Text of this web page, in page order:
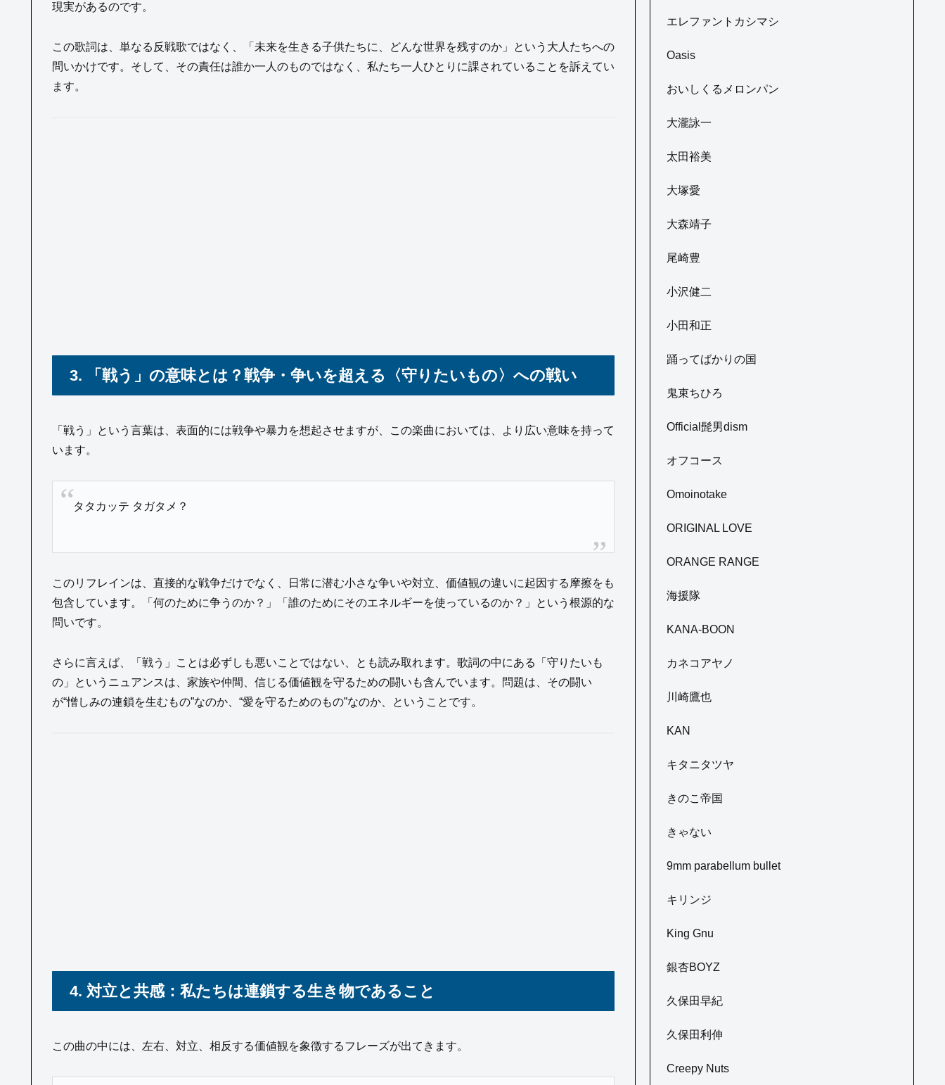
現実があるのです。
この歌詞は、単なる反戦歌ではなく、「未来を生きる子供たちに、どんな世界を残すのか」という大人たちへの
問いかけです。そして、その責任は誰か一人のものではなく、私たち一人ひとりに課されていることを訴えてい
ます。
3. 「戦う」の意味とは？戦争・争いを超える〈守りたいもの〉への戦い
「戦う」という言葉は、表面的には戦争や暴力を想起させますが、この楽曲においては、より広い意味を持って
います。
タタカッテ タガタメ？
このリフレインは、直接的な戦争だけでなく、日常に潜む小さな争いや対立、価値観の違いに起因する摩擦をも
包含しています。「何のために争うのか？」「誰のためにそのエネルギーを使っているのか？」という根源的な
問いです。
さらに言えば、「戦う」ことは必ずしも悪いことではない、とも読み取れます。歌詞の中にある「守りたいも
の」というニュアンスは、家族や仲間、信じる価値観を守るための闘いも含んでいます。問題は、その闘い
が“憎しみの連鎖を生むもの”なのか、“愛を守るためのもの”なのか、ということです。
4. 対立と共感：私たちは連鎖する生き物であること
この曲の中には、左右、対立、相反する価値観を象徴するフレーズが出てきます。
エレファントカシマシ
Oasis
おいしくるメロンパン
大瀧詠一
太田裕美
大塚愛
大森靖子
尾崎豊
小沢健二
小田和正
踊ってばかりの国
鬼束ちひろ
Official髭男dism
オフコース
Omoinotake
ORIGINAL LOVE
ORANGE RANGE
海援隊
KANA-BOON
カネコアヤノ
川崎鷹也
KAN
キタニタツヤ
きのこ帝国
きゃない
9mm parabellum bullet
キリンジ
King Gnu
銀杏BOYZ
久保田早紀
久保田利伸
Creepy Nuts